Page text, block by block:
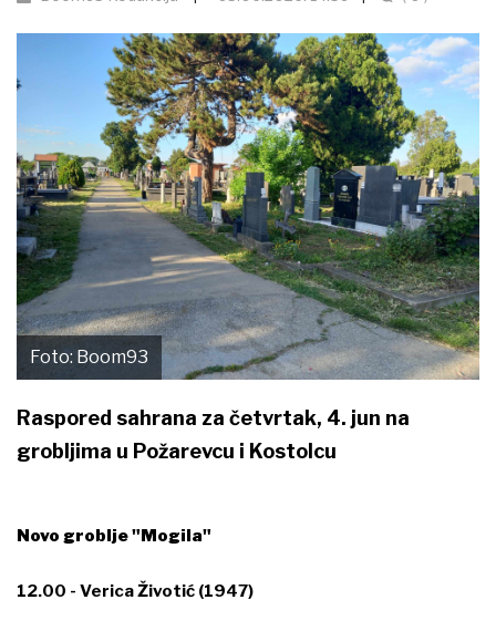
Foto: Boom93
Raspored sahrana za četvrtak, 4. jun na
grobljima u Požarevcu i Kostolcu
Novo groblje "Mogila"
12.00 - Verica Životić (1947)